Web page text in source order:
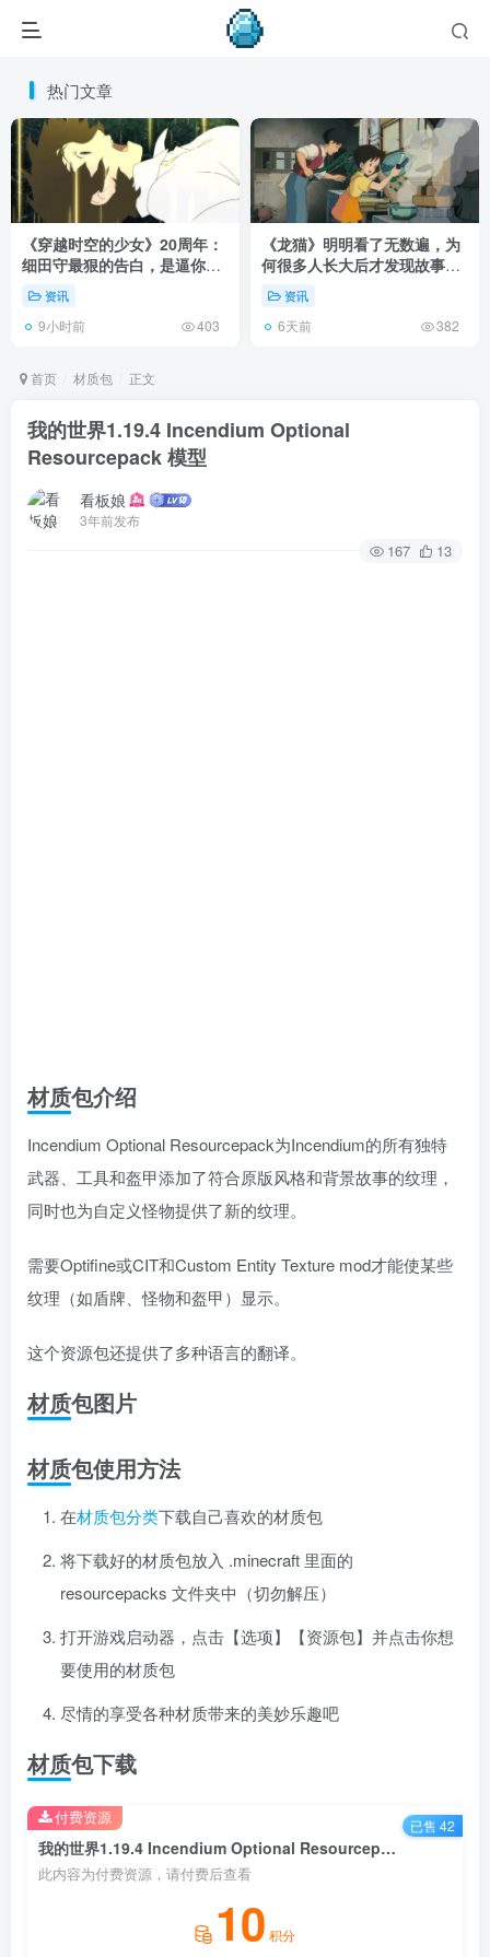
热门文章
《穿越时空的少女》20周年：
细田守最狠的告白，是逼你承
认有些夏天回不去了！
资讯
9小时前 403
《龙猫》明明看了无数遍，为
何很多人长大后才发现故事根
本不在 1988 年！
资讯
6天前 382
首页 材质包 正文
我的世界1.19.4 Incendium Optional
Resourcepack 模型
看板娘
3年前发布
167 13
材质包介绍
Incendium Optional Resourcepack为Incendium的所有独特
武器、工具和盔甲添加了符合原版风格和背景故事的纹理，
同时也为自定义怪物提供了新的纹理。
需要Optifine或CIT和Custom Entity Texture mod才能使某些
纹理（如盾牌、怪物和盔甲）显示。
这个资源包还提供了多种语言的翻译。
材质包图片
材质包使用方法
在材质包分类下载自己喜欢的材质包
将下载好的材质包放入 .minecraft 里面的
resourcepacks 文件夹中（切勿解压）
打开游戏启动器，点击【选项】【资源包】并点击你想
要使用的材质包
尽情的享受各种材质带来的美妙乐趣吧
材质包下载
我的世界1.19.4 Incendium Optional Resourcepack 模型
此内容为付费资源，请付费后查看
10 积分
付费资源 已售 42